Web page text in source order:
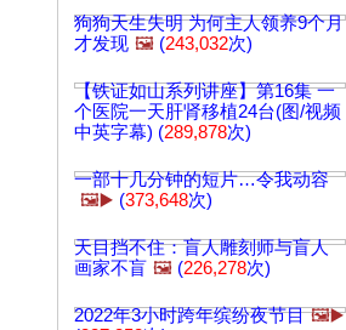
狗狗天生失明 为何主人领养9个月
才发现 🖼️ (243,032次)
【铁证如山系列讲座】第16集 一
个医院一天肝肾移植24台(图/视频
中英字幕) (289,878次)
一部十几分钟的短片…令我动容
🖼️▶️ (373,648次)
天目挡不住：盲人雕刻师与盲人
画家不盲 🖼️ (226,278次)
2022年3小时跨年缤纷夜节目 🖼️▶️